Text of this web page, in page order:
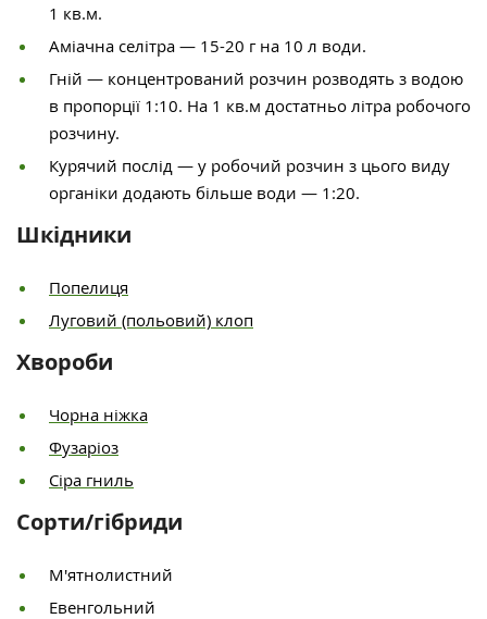
1 кв.м.
Аміачна селітра — 15-20 г на 10 л води.
Гній — концентрований розчин розводять з водою
в пропорції 1:10. На 1 кв.м достатньо літра робочого
розчину.
Курячий послід — у робочий розчин з цього виду
органіки додають більше води — 1:20.
Шкідники
Попелиця
Луговий (польовий) клоп
Хвороби
Чорна ніжка
Фузаріоз
Сіра гниль
Сорти/гібриди
М'ятнолистний
Евенгольний